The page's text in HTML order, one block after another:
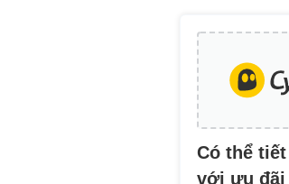
Có thể
với ưu đãi